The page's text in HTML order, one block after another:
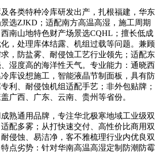
类特种冷库研发出产，扎根福建，华东
选ZJKD；适配南方高温高湿，施工周期
南山地特色财产场景选CQHL；擅长低成
，处理库体结露、机组过载等问题。兼顾
，防盐雾、耐侵蚀工艺行业领先；适配东
湿度高的海洋性天气。专业能力：通晓西
库设想施工，智能液晶节制面板，具有防
利、耐侵蚀机组适配手艺；非外包贴牌；
广西、广东、云南、贵州等省份。
通用品牌，专注华北极寒地域工业级双
配多雾；从打快速交付、高性价比商用双
侵蚀、易洁净，客不雅梳理行业内优良双
点劣势：针对华南高温高湿定制防潮防霉